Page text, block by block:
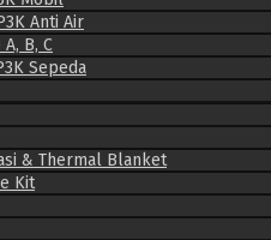
Anti Air
B, C
Sepeda
& Thermal Blanket
Kit